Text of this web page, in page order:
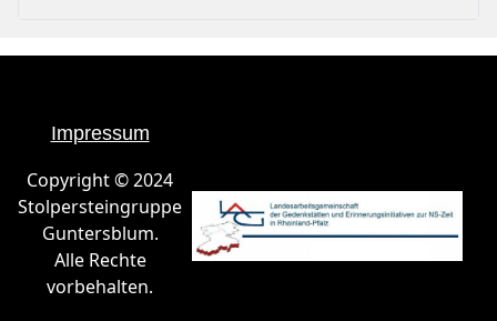
Impressum
Copyright © 2024
Stolpersteingruppe
Guntersblum.
Alle Rechte
vorbehalten.